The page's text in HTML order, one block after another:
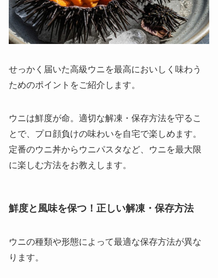
せっかく届いた高級ウニを最高においしく味わう
ためのポイントをご紹介します。
ウニは鮮度が命。適切な解凍・保存方法を守るこ
とで、プロ顔負けの味わいを自宅で楽しめます。
定番のウニ丼からウニパスタなど、ウニを最大限
に楽しむ方法をお教えします。
鮮度と風味を保つ！正しい解凍・保存方法
ウニの種類や形態によって最適な保存方法が異な
ります。